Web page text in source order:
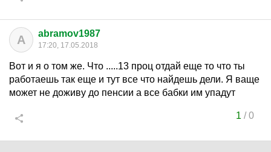
A abramov1987
17:20, 17.05.2018
Вот и я о том же. Что .....13 проц отдай еще то что ты
работаешь так еще и тут все что найдешь дели. Я ваще
может не доживу до пенсии а все бабки им упадут
1 /0